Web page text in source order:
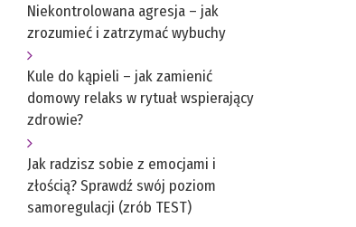
Niekontrolowana agresja – jak
zrozumieć i zatrzymać wybuchy
Kule do kąpieli – jak zamienić
domowy relaks w rytuał wspierający
zdrowie?
Jak radzisz sobie z emocjami i
złością? Sprawdź swój poziom
samoregulacji (zrób TEST)